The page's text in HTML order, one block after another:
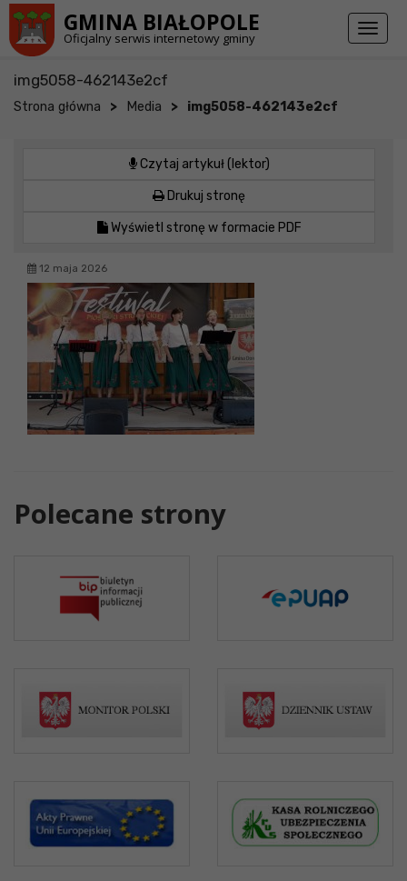
GMINA BIAŁOPOLE
Oficjalny serwis internetowy gminy
Toggle
img5058-462143e2cf
Strona główna > Media > img5058-462143e2cf
Czytaj artykuł (lektor)
Drukuj stronę
Wyświetl stronę w formacie PDF
12 maja 2026
Polecane strony